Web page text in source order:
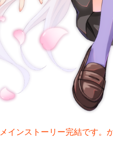
メインストーリー完結です。